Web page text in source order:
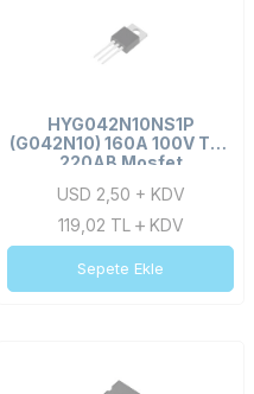
HYG042N10NS1P
(G042N10) 160A 100V TO-
220AB Mosfet
USD 2,50 + KDV
119,02 TL KDV
Sepete Ekle